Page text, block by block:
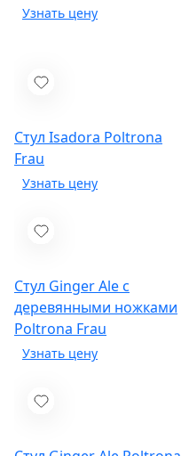
Стул Isadora Poltrona
Frau
Стул Ginger Ale с
деревянными ножками
Poltrona Frau